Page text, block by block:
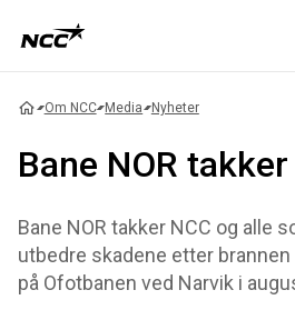
Om NCC Media Nyheter
Bane NOR takker
Bane NOR takker NCC og alle
utbedre skadene etter
på Ofotbanen ved Narvik i